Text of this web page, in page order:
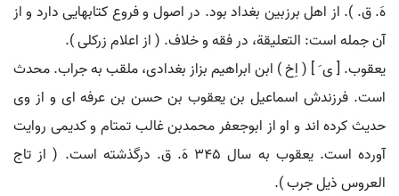
هَ. ق. ). از اهل برزبین بغداد بود. در اصول و فروع کتابهایی دارد و از
آن جمله است: التعلیقة، در فقه و خلاف. ( از اعلام زرکلی ).
یعقوب. [ ی َ ] ( اِخ ) ابن ابراهیم بزاز بغدادی، ملقب به جراب. محدث
است. فرزندش اسماعیل بن یعقوب بن حسن بن عرفه ای و از وی
حدیث کرده اند و او از ابوجعفر محمدبن غالب تمتام و کدیمی روایت
آورده است. یعقوب به سال 345 هَ. ق. درگذشته است. ( از تاج
العروس ذیل جرب ).